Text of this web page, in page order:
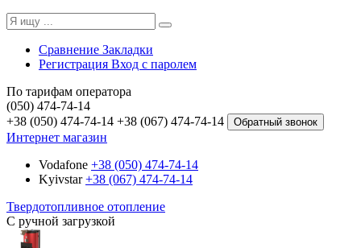
Сравнение Закладки
Регистрация Вход с паролем
По тарифам оператора
(050) 474-74-14
+38 (050) 474-74-14 +38 (067) 474-74-14 Обратный звонок
Интернет магазин
Vodafone +38 (050) 474-74-14
Kyivstar +38 (067) 474-74-14
Твердотопливное отопление
С ручной загрузкой